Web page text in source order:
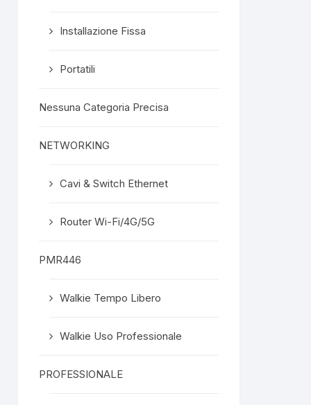
Installazione Fissa
Portatili
Nessuna Categoria Precisa
NETWORKING
Cavi & Switch Ethernet
Router Wi-Fi/4G/5G
PMR446
Walkie Tempo Libero
Walkie Uso Professionale
PROFESSIONALE